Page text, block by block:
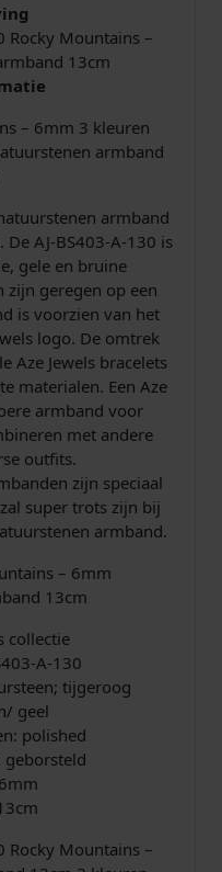
Rocky Mountains –
13cm
– 6mm 3 kleuren
armband
armband
De AJ-BS403-A-130 is
gele en bruine
zijn geregen op een
is voorzien van het
logo. De omtrek
Aze Jewels bracelets
materialen. Een Aze
armband voor
met andere
outfits.
zijn speciaal
super trots zijn bij
armband.
– 6mm
13cm
collectie
A-130
tijgeroog
geel
polished
Rocky Mountains –